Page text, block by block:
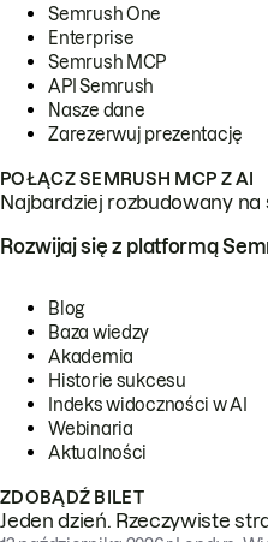
Semrush One
Enterprise
Semrush MCP
API Semrush
Nasze dane
Zarezerwuj prezentację
POŁĄCZ SEMRUSH MCP Z AI
Najbardziej rozbudowany
Rozwijaj się z platformą
Blog
Baza wiedzy
Akademia
Historie sukcesu
Indeks widoczności w AI
Webinaria
Aktualności
ZDOBĄDŹ BILET
Jeden dzień. Rzeczywiste